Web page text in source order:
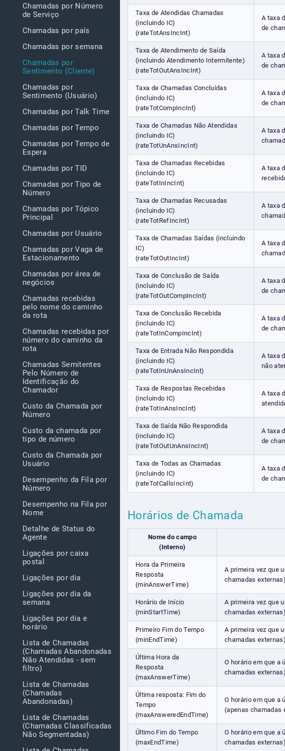
Chamadas por Número
de Serviço
Chamadas por país
Chamadas por semana
Chamadas por
Sentimento (Cliente)
Chamadas por
Sentimento (Usuário)
Chamadas por Talk Time
Chamadas por Tempo
Chamadas por Tempo de
Espera
Chamadas por TID
Chamadas por Tipo de
Número
Chamadas por Tópico
Principal
Chamadas por Usuário
Chamadas por Vaga de
Estacionamento
Chamadas por área de
negócios
Chamadas recebidas
pelo nome do caminho
da rota
Chamadas recebidas por
número do caminho da
rota
Chamadas Semitentes
Pelo Número de
Identificação do
Chamador
Custo da Chamada por
Número
Custo da chamada por
tipo de número
Custo da Chamada por
Usuário
Desempenho da Fila por
Número
Desempenho na Fila por
Nome
Detalhe de Status do
Agente
Ligações por caixa
postal
Ligações por dia
Ligações por dia da
semana
Ligações por dia e
horário
Lista de Chamadas
(Chamadas Abandonadas
Não Atendidas - sem
filtro)
Lista de Chamadas
(Chamadas
Abandonadas)
Lista de Chamadas
(Chamadas Classificadas
Não Segmentadas)
Taxa de Atendidas Chamadas
(incluindo IC)
(rateTotAnsIncInt)
A taxa
de
Taxa de Atendimento de Saída
(incluindo Atendimento Intermitente)
(rateTotOutAnsIncInt)
A taxa
de
Taxa de Chamadas Concluídas
(incluindo IC)
(rateTotCompIncInt)
A taxa
de
Taxa de Chamadas Não Atendidas
(incluindo IC)
(rateTotUnAnsIncInt)
A taxa
Taxa de Chamadas Recebidas
(incluindo IC)
(rateTotInIncInt)
A taxa
Taxa de Chamadas Recusadas
(incluindo IC)
(rateTotRefIncInt)
A taxa
Taxa de Chamadas Saídas (incluindo
IC)
(rateTotOutIncInt)
A taxa
Taxa de Conclusão de Saída
(incluindo IC)
(rateTotOutCompIncInt)
A taxa
de
Taxa de Conclusão Recebida
(incluindo IC)
(rateTotInCompIncInt)
A taxa
de
Taxa de Entrada Não Respondida
(incluindo IC)
(rateTotInUnAnsIncInt)
A taxa
não
Taxa de Respostas Recebidas
(incluindo IC)
(rateTotInAnsIncInt)
A taxa
Taxa de Saída Não Respondida
(incluindo IC)
(rateTotOutUnAnsIncInt)
A taxa
de
Taxa de Todas as Chamadas
(incluindo IC)
(rateTotCallsIncInt)
A taxa
de
Horários de Chamada
Nome do campo
(Interno)
Hora da Primeira
Resposta
(minAnswerTime)
A primeira vez que
chamadas
Horário de Início
(minStartTime)
A primeira vez que
chamadas
Primeiro Fim do Tempo
(minEndTime)
A primeira vez que
chamadas
Última Hora da
Resposta
(maxAnswerTime)
O horário em que a
chamadas
Última resposta: Fim do
Tempo
(maxAnsweredEndTime)
O horário em que a
(apenas chamadas
Último Fim do Tempo
(maxEndTime)
O horário em que a
chamadas